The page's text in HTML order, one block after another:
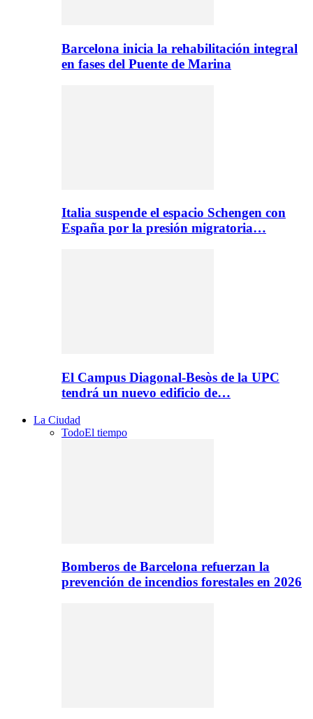
Barcelona inicia la rehabilitación integral
en fases del Puente de Marina
Italia suspende el espacio Schengen con
España por la presión migratoria…
El Campus Diagonal-Besòs de la UPC
tendrá un nuevo edificio de…
La Ciudad
TodoEl tiempo
Bomberos de Barcelona refuerzan la
prevención de incendios forestales en 2026